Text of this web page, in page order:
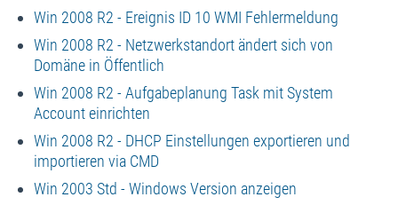
Win 2008 R2 - Ereignis ID 10 WMI Fehlermeldung
Win 2008 R2 - Netzwerkstandort ändert sich von
Domäne in Öffentlich
Win 2008 R2 - Aufgabeplanung Task mit System
Account einrichten
Win 2008 R2 - DHCP Einstellungen exportieren und
importieren via CMD
Win 2003 Std - Windows Version anzeigen